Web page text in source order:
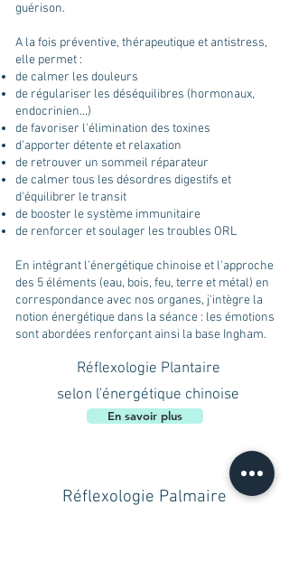
guérison.
A la fois préventive, thérapeutique et antistress,
elle permet :
de calmer les douleurs
de régulariser les déséquilibres (hormonaux,
endocrinien...)
de favoriser l'élimination des toxines
d'apporter détente et relaxation
de retrouver un sommeil réparateur
de calmer tous les désordres digestifs et
d'équilibrer le transit
de booster le système immunitaire
de renforcer et soulager les troubles ORL
En intégrant l'énergétique chinoise et l'approche
des 5 éléments (eau, bois, feu, terre et métal) en
correspondance avec nos organes, j'intègre la
notion énergétique dans la séance : les émotions
sont abordées renforçant ainsi la base Ingham.
Réflexologie Plantaire
selon l'énergétique chinoise
En savoir plus
Réflexologie Palmaire